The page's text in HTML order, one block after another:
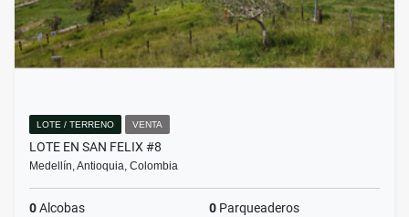
LOTE / TERRENO VENTA
LOTE EN SAN FELIX #8
Medellín, Antioquia, Colombia
0Alcobas 0 Parqueaderos